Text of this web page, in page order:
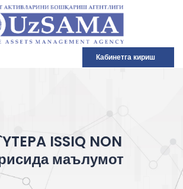
Кабинетга кириш
ISSIQ NON
маълумот